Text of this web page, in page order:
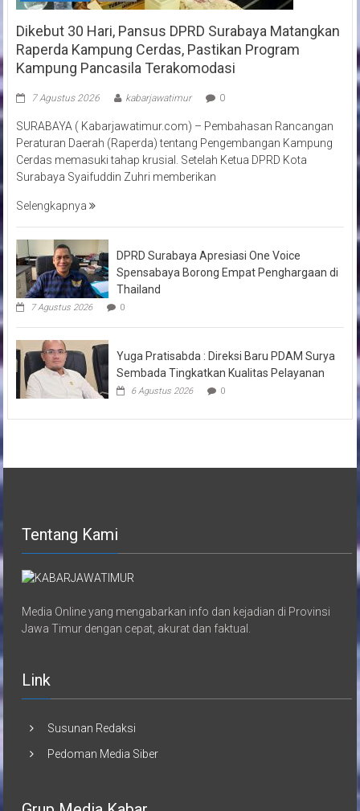
Dikebut 30 Hari, Pansus DPRD Surabaya Matangkan
Raperda Kampung Cerdas, Pastikan Program
Kampung Pancasila Terakomodasi
7 Agustus 2026 kabarjawatimur 0
SURABAYA ( Kabarjawatimur.com) – Pembahasan Rancangan
Peraturan Daerah (Raperda) tentang Pengembangan Kampung
Cerdas memasuki tahap krusial. Setelah Ketua DPRD Kota
Surabaya Syaifuddin Zuhri memberikan
Selengkapnya
DPRD Surabaya Apresiasi One Voice
Spensabaya Borong Empat Penghargaan di
Thailand
7 Agustus 2026 0
Yuga Pratisabda : Direksi Baru PDAM Surya
Sembada Tingkatkan Kualitas Pelayanan
6 Agustus 2026 0
Tentang Kami
Media Online yang mengabarkan info dan kejadian di Provinsi
Jawa Timur dengan cepat, akurat dan faktual.
Link
Susunan Redaksi
Pedoman Media Siber